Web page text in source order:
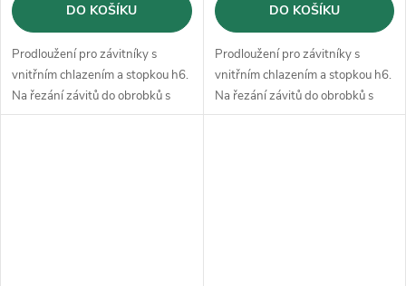
DO KOŠÍKU
Prodloužení pro závitníky s
vnitřním chlazením a stopkou h6.
Na řezání závitů do obrobků s
extrémně hluboko uloženými
DO KOŠÍKU
Prodloužení pro závitníky s
vnitřním chlazením a stopkou h6.
Na řezání závitů do obrobků s
extrémně hluboko uloženými